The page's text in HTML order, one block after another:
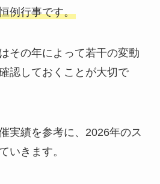
例行事です。
その年によって若干の変動
認しておくことが大切で
実績を参考に、2026年のス
いきます。